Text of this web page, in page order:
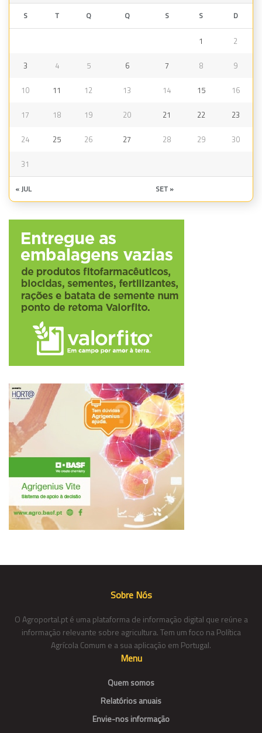
S T Q Q S S D
1 2
3 4 5 6 7 8 9
10 11 12 13 14 15 16
17 18 19 20 21 22 23
24 25 26 27 28 29 30
31
« JUL SET »
Sobre Nós
O Agroportal.pt é uma plataforma de informação digital que reúne a
informação relevante sobre agricultura. Tem um foco na Política
Agrícola Comum e a sua aplicação em Portugal.
Menu
Quem somos
Relatórios anuais
Envie-nos informação